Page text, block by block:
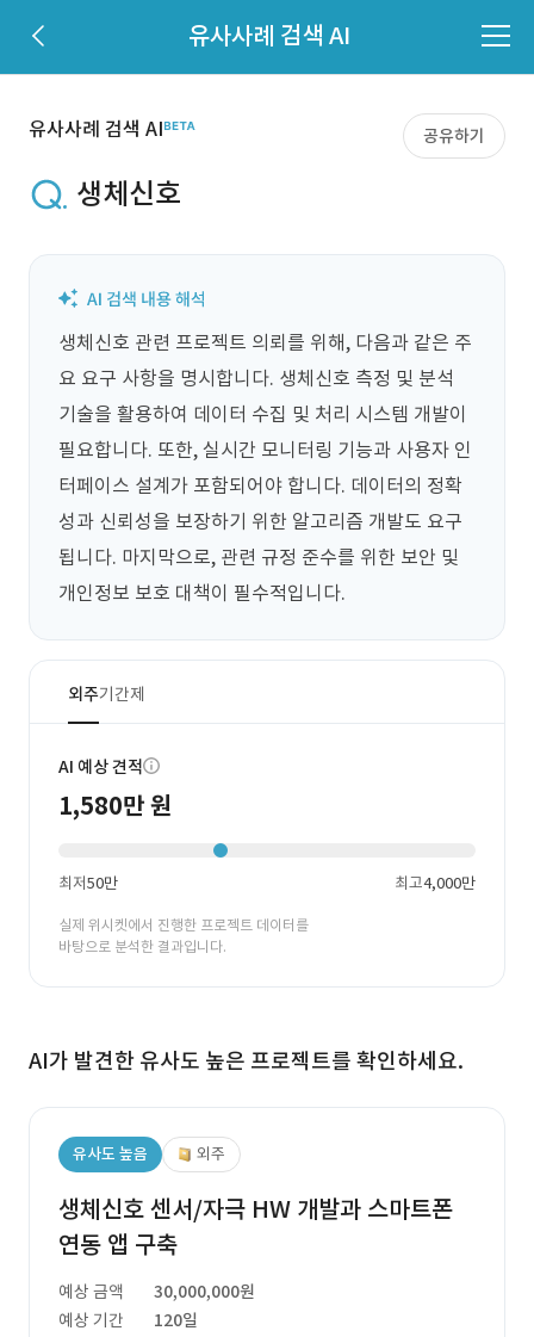
유사사례 검색 AI
유사사례 검색 AI 공유하기
생체신호
생체신호 관련 프로젝트 의뢰를 위해, 다음과 같은 주
요 요구 사항을 명시합니다. 생체신호 측정 및 분석
기술을 활용하여 데이터 수집 및 처리 시스템 개발이
필요합니다. 또한, 실시간 모니터링 기능과 사용자 인
터페이스 설계가 포함되어야 합니다. 데이터의 정확
성과 신뢰성을 보장하기 위한 알고리즘 개발도 요구
됩니다. 마지막으로, 관련 규정 준수를 위한 보안 및
개인정보 보호 대책이 필수적입니다.
외주기간제
AI 예상 견적
1,580만 원
최저50만 최고4,000만
실제 위시켓에서 진행한 프로젝트 데이터를
바탕으로 분석한 결과입니다.
AI가 발견한 유사도 높은 프로젝트를 확인하세요.
유사도 높음 외주
생체신호 센서/자극 HW 개발과 스마트폰
연동 앱 구축
예상 금액
30,000,000원
예상 기간
120일